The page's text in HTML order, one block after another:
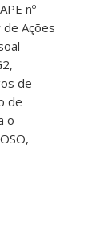
nº
Ações
–
de
de
o